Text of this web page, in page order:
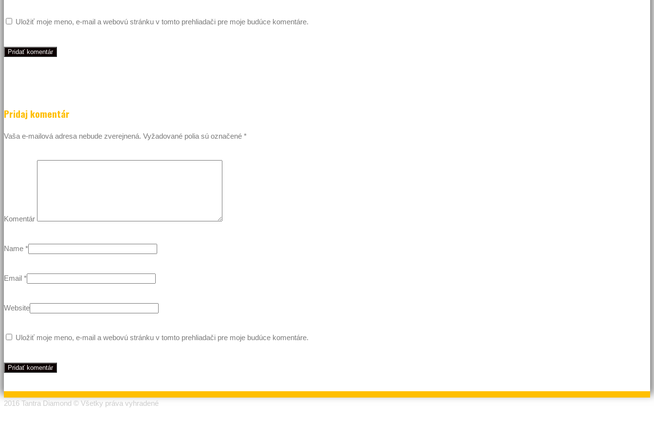
Uložiť moje meno, e-mail a webovú stránku v tomto prehliadači pre moje budúce komentáre.
Pridaj komentár
Vaša e-mailová adresa nebude zverejnená. Vyžadované polia sú označené *
Komentár
Name *
Email *
Website
Uložiť moje meno, e-mail a webovú stránku v tomto prehliadači pre moje budúce komentáre.
2016 Tantra Diamond © Všetky práva vyhradené